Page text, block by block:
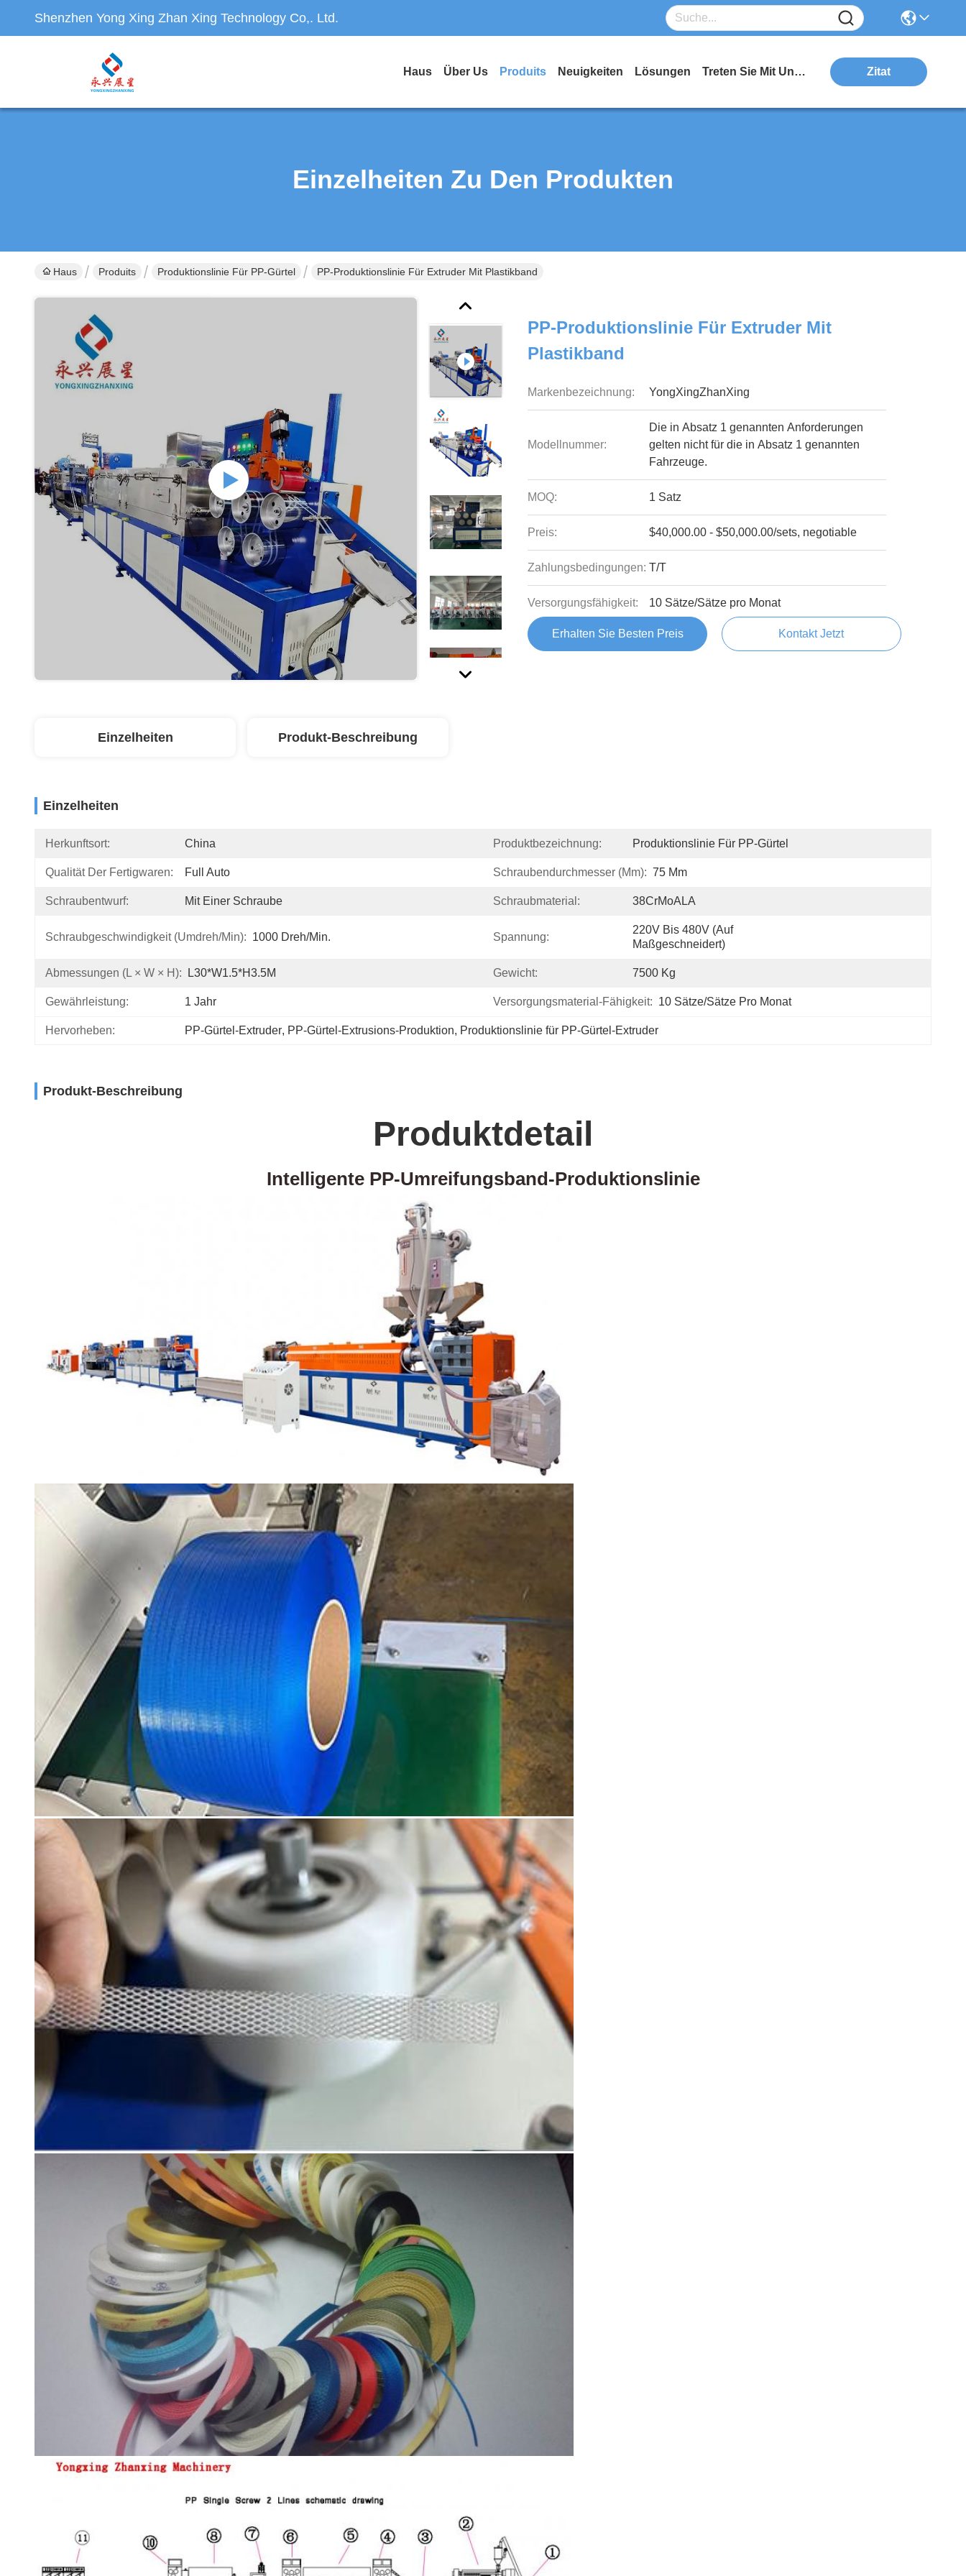
Shenzhen Yong Xing Zhan Xing Technology Co,. Ltd.
Haus Über Us Produits Neuigkeiten Lösungen Treten Sie Mit Uns In Verbindung Zitat
Einzelheiten Zu Den Produkten
Haus Produits Produktionslinie Für PP-Gürtel PP-Produktionslinie Für Extruder Mit Plastikband
PP-Produktionslinie Für Extruder Mit
Plastikband
Markenbezeichnung: YongXingZhanXing
Modellnummer:
Die in Absatz 1 genannten Anforderungen
gelten nicht für die in Absatz 1 genannten
Fahrzeuge.
MOQ: 1 Satz
Preis: $40,000.00 - $50,000.00/sets, negotiable
Zahlungsbedingungen: T/T
Versorgungsfähigkeit: 10 Sätze/Sätze pro Monat
Erhalten Sie Besten Preis Kontakt Jetzt
Einzelheiten Produkt-Beschreibung
Einzelheiten
Herkunftsort: China Produktbezeichnung: Produktionslinie Für PP-Gürtel
Qualität Der Fertigwaren: Full Auto Schraubendurchmesser (mm): 75 Mm
Schraubentwurf: Mit Einer Schraube Schraubmaterial: 38CrMoALA
Schraubgeschwindigkeit (umdreh/min): 1000 Dreh/min. Spannung:
220V Bis 480V (auf
Maßgeschneidert)
Abmessungen (L × W × H): L30*W1.5*H3.5M Gewicht: 7500 Kg
Gewährleistung: 1 Jahr Versorgungsmaterial-Fähigkeit: 10 Sätze/Sätze Pro Monat
Hervorheben: PP-Gürtel-Extruder, PP-Gürtel-Extrusions-Produktion, Produktionslinie für PP-Gürtel-Extruder
Produkt-Beschreibung
Produktdetail
Intelligente PP-Umreifungsband-Produktionslinie